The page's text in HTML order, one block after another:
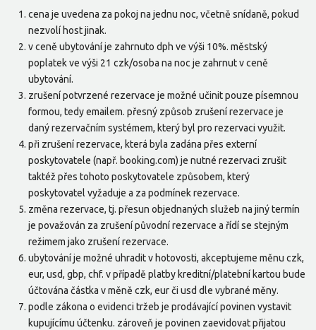
cena je uvedena za pokoj na jednu noc, včetně snídaně, pokud
nezvolí host jinak.
v ceně ubytování je zahrnuto dph ve výši 10%. městský
poplatek ve výši 21 czk/osoba na noc je zahrnut v ceně
ubytování.
zrušení potvrzené rezervace je možné učinit pouze písemnou
formou, tedy emailem. přesný způsob zrušení rezervace je
daný rezervačním systémem, který byl pro rezervaci využit.
při zrušení rezervace, která byla zadána přes externí
poskytovatele (např. booking.com) je nutné rezervaci zrušit
taktéž přes tohoto poskytovatele způsobem, který
poskytovatel vyžaduje a za podmínek rezervace.
změna rezervace, tj. přesun objednaných služeb na jiný termín
je považován za zrušení původní rezervace a řídí se stejným
režimem jako zrušení rezervace.
ubytování je možné uhradit v hotovosti, akceptujeme měnu czk,
eur, usd, gbp, chf. v případě platby kreditní/platební kartou bude
účtována částka v měně czk, eur či usd dle vybrané měny.
podle zákona o evidenci tržeb je prodávající povinen vystavit
kupujícímu účtenku. zároveň je povinen zaevidovat přijatou